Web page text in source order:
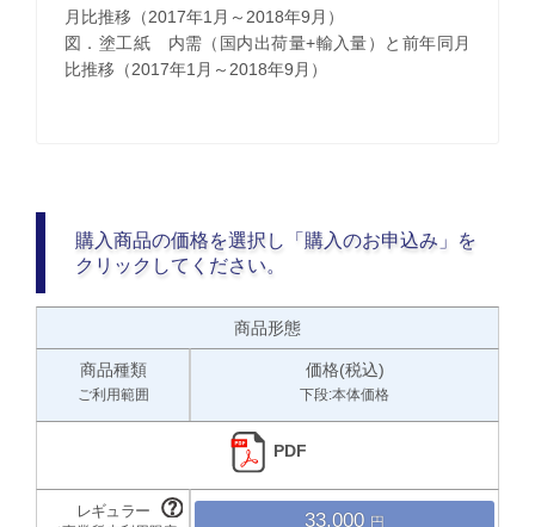
月比推移（2017年1月～2018年9月）
図．塗工紙 内需（国内出荷量+輸入量）と前年同月
比推移（2017年1月～2018年9月）
購入商品の価格を選択し「購入のお申込み」を
クリックしてください。
商品形態
商品種類
ご利用範囲
価格(税込)
下段:本体価格
PDF
33,000